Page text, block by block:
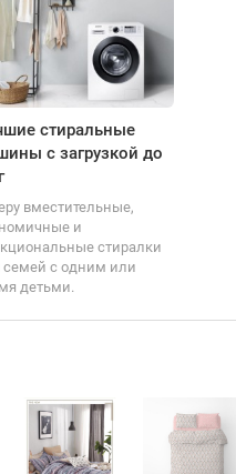
стиральные
с загрузкой до
вместительные,
и
стиралки
семей с одним или
детьми.